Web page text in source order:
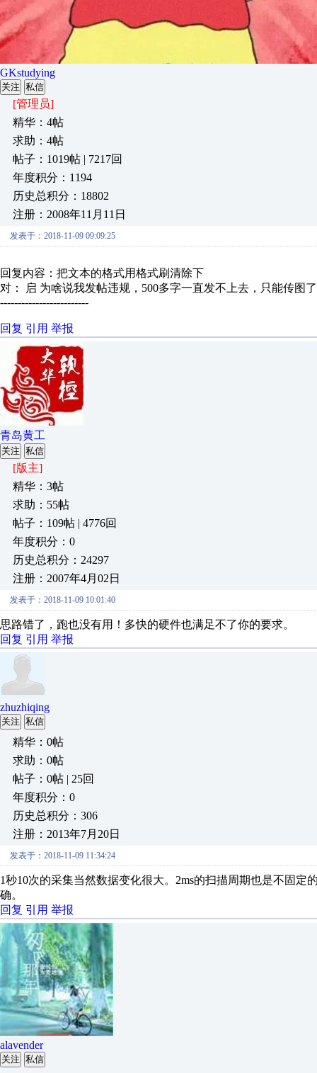
GKstudying
关注 私信
[管理员]
精华：4帖
求助：4帖
帖子：1019帖 | 7217回
年度积分：1194
历史总积分：18802
注册：2008年11月11日
发表于：2018-11-09 09:09:25
回复内容：把文本的格式用格式刷清除下
对： 启 为啥说我发帖违规，500多字一直发不上去，只能传图
-------------------------
回复 引用 举报
青岛黄工
关注 私信
[版主]
精华：3帖
求助：55帖
帖子：109帖 | 4776回
年度积分：0
历史总积分：24297
注册：2007年4月02日
发表于：2018-11-09 10:01:40
思路错了，跑也没有用！多快的硬件也满足不了你的要求。
回复 引用 举报
zhuzhiqing
关注 私信
精华：0帖
求助：0帖
帖子：0帖 | 25回
年度积分：0
历史总积分：306
注册：2013年7月20日
发表于：2018-11-09 11:34:24
1秒10次的采集当然数据变化很大。2ms的扫描周期也是不固
确。
回复 引用 举报
alavender
关注 私信